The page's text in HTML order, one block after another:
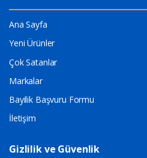
Ana Sayfa
Yeni Ürünler
Çok Satanlar
Markalar
Bayilik Başvuru Formu
İletişim
Gizlilik ve Güvenlik